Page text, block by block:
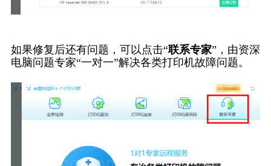
如果修复后还有问题，可以点击“联系专家”，由资深
电脑问题专家“一对一”解决各类打印机故障问题。